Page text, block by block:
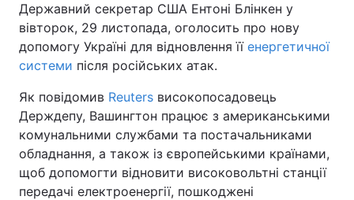
Україна Політика
Економіка Світ
Техно і зв'язок Лайт
Зброя Інциденти
Здоров'я Туризм
Державний секретар США Ентоні Блінкен у
вівторок, 29 листопада, оголосить про нову
допомогу Україні для відновлення її енергетичної
системи після російських атак.
Як повідомив Reuters високопосадовець
Держдепу, Вашингтон працює з американськими
комунальними службами та постачальниками
обладнання, а також із європейськими країнами,
щоб допомогти відновити високовольтні станції
передачі електроенергії, пошкоджені